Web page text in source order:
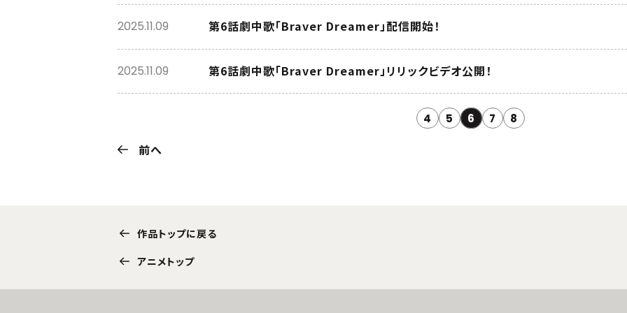
第6話劇中歌「Braver Dreamer」配信開始！
2025.11.09
第6話劇中歌「Braver Dreamer」リリックビデオ公開！
2025.11.09
4 5 6 7 8
前へ
作品トップに戻る
アニメトップ